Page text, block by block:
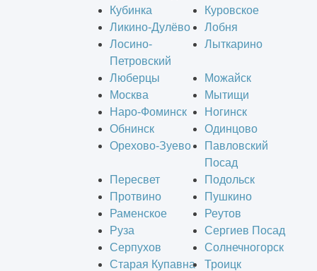
Кубинка
Куровское
Ликино-Дулёво
Лобня
Лосино-
Петровский
Лыткарино
Люберцы
Можайск
Москва
Мытищи
Наро-Фоминск
Ногинск
Обнинск
Одинцово
Орехово-Зуево
Павловский
Посад
Пересвет
Подольск
Протвино
Пушкино
Раменское
Реутов
Руза
Сергиев Посад
Серпухов
Солнечногорск
Старая Купавна
Троицк